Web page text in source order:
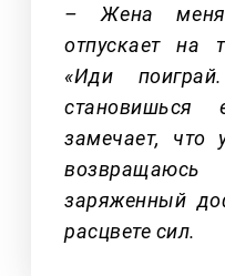
– Жена меня
отпускает на
«Иди
замечает, что
заряженный
расцвете сил.